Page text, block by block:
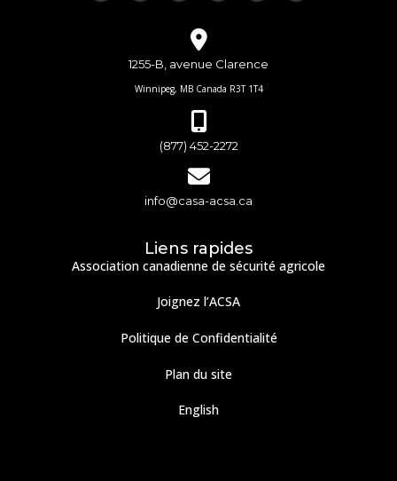
1255-B, avenue Clarence
Winnipeg, MB Canada R3T 1T4
(877) 452-2272
info@casa-acsa.ca
Liens rapides
Association canadienne de sécurité agricole
Joignez l’ACSA
Politique de Confidentialité
Plan du site
English